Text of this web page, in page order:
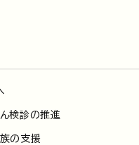
検診の推進
族の支援